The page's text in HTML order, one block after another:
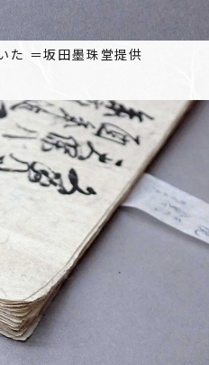
た ＝坂田墨珠堂提供